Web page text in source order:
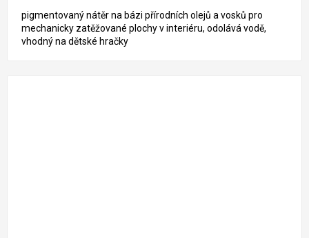
pigmentovaný nátěr na bázi přírodních olejů a vosků pro
mechanicky zatěžované plochy v interiéru, odolává vodě,
vhodný na dětské hračky